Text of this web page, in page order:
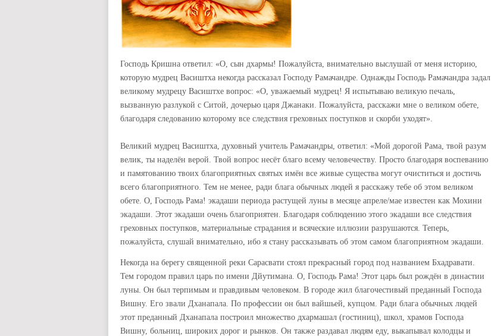
Господь Кришна ответил: «О, сын дхармы! Пожалуйста, внимательно выслушай от меня историю,
которую мудрец Васиштха некогда рассказал Господу Рамачандре. Однажды Господь Рамачандра задал
великому мудрецу Васиштхе вопрос: «О, уважаемый мудрец! Я испытываю великую печаль,
вызванную разлукой с Ситой, дочерью царя Джанаки. Пожалуйста, расскажи мне о великом обете,
благодаря следованию которому все следствия греховных поступков и скорби уходят».
Великий мудрец Васиштха, духовный учитель Рамачандры, ответил: «Мой дорогой Рама, твой разум
велик, ты наделён верой. Твой вопрос несёт благо всему человечеству. Просто благодаря воспеванию
и памятованию твоих благоприятных святых имён все живые существа могут очиститься и достичь
всего благоприятного. Тем не менее, ради блага обычных людей я расскажу тебе об этом великом
обете. О, Господь Рама! экадаши периода растущей луны в месяце апреле/мае известен как Мохини
экадаши. Этот экадаши очень благоприятен. Благодаря соблюдению этого экадаши все следствия
греховных поступков, материальные страдания и всяческие иллюзии разрушаются. Теперь,
пожалуйста, слушай внимательно, ибо я стану рассказывать об этом самом благоприятном экадаши.
Некогда на берегу священной реки Сарасвати стоял прекрасный город под названием Бхадравати.
Тем городом правил царь по имени Дйутимана. О, Господь Рама! Этот царь был рождён в династии
луны. Он был терпимым и правдивым человеком. В городе жил благочестивый преданный Господа
Вишну. Его звали Дханапала. По профессии он был вайшьей, купцом. Ради блага обычных людей
этот преданный Дханапала построил множество дхармашал (гостиниц), школ, храмов Господа
Вишну, больниц, широких дорог и рынков. Он также раздавал людям еду, выкапывал колодцы и